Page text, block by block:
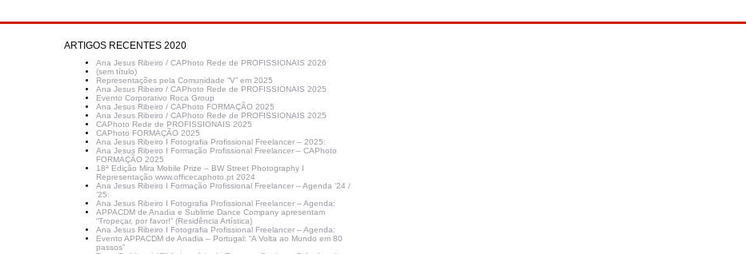
ARTIGOS RECENTES 2020
Ana Jesus Ribeiro / CAPhoto Rede de PROFISSIONAIS 2026
(sem título)
Representações pela Comunidade “V” em 2025
Ana Jesus Ribeiro / CAPhoto Rede de PROFISSIONAIS 2025
Evento Corporativo Roca Group
Ana Jesus Ribeiro / CAPhoto FORMAÇÃO 2025
Ana Jesus Ribeiro / CAPhoto Rede de PROFISSIONAIS 2025
CAPhoto Rede de PROFISSIONAIS 2025
CAPhoto FORMAÇÃO 2025
Ana Jesus Ribeiro I Fotografia Profissional Freelancer – 2025:
Ana Jesus Ribeiro I Formação Profissional Freelancer – CAPhoto
FORMAÇÃO 2025
18ª Edição Mira Mobile Prize – BW Street Photography I
Representação www.officecaphoto.pt 2024
Ana Jesus Ribeiro I Formação Profissional Freelancer – Agenda ’24 /
’25:
Ana Jesus Ribeiro I Fotografia Profissional Freelancer – Agenda:
APPACDM de Anadia e Sublime Dance Company apresentam
“Tropeçar, por favor!” (Residência Artística)
Ana Jesus Ribeiro I Fotografia Profissional Freelancer – Agenda:
Evento APPACDM de Anadia – Portugal: “A Volta ao Mundo em 80
passos”